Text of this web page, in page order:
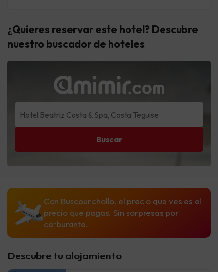
Con Buscounchollo, el precio que ves es el
precio que pagas. Sin sorpresas por
carburante.
Descubre tu alojamiento
¿Quieres reservar este hotel? Descubre
nuestro buscador de hoteles
Buscar